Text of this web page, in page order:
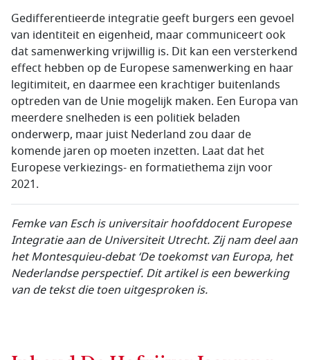
Gedifferentieerde integratie geeft burgers een gevoel
van identiteit en eigenheid, maar communiceert ook
dat samenwerking vrijwillig is. Dit kan een versterkend
effect hebben op de Europese samenwerking en haar
legitimiteit, en daarmee een krachtiger buitenlands
optreden van de Unie mogelijk maken. Een Europa van
meerdere snelheden is een politiek beladen
onderwerp, maar juist Nederland zou daar de
komende jaren op moeten inzetten. Laat dat het
Europese verkiezings- en formatiethema zijn voor
2021.
Femke van Esch is universitair hoofddocent Europese
Integratie aan de Universiteit Utrecht. Zij nam deel aan
het Montesquieu-debat ‘De toekomst van Europa, het
Nederlandse perspectief. Dit artikel is een bewerking
van de tekst die toen uitgesproken is.